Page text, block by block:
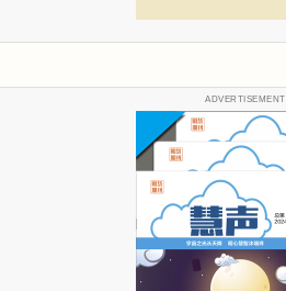
ADVERTISEMENT